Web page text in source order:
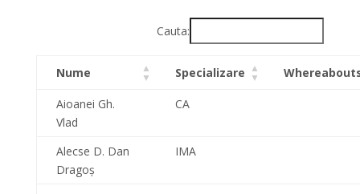
Cauta:
Nume Specializare
Aioanei Gh.
Vlad
CA
Alecse D. Dan
Dragoş
IMA